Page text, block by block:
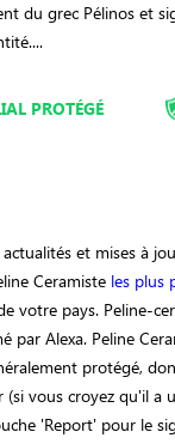
du grec Pélinos et
PROTÉGÉ
et mises à
Ceramiste les plus
votre pays. Peline-
par Alexa. Peline
protégé,
(si vous croyez qu'il a
'Report' pour le